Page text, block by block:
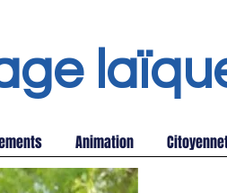
Animation